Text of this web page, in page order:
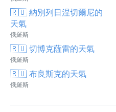
🇷🇺 納別列日涅切爾尼的
天氣
俄羅斯
🇷🇺 切博克薩雷的天氣
俄羅斯
🇷🇺 布良斯克的天氣
俄羅斯